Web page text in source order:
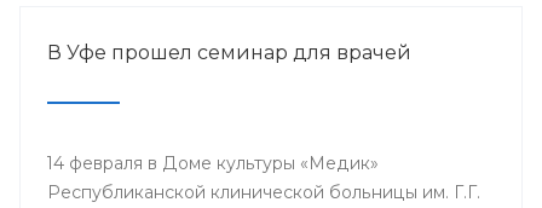
В Уфе прошел семинар для врачей
14 февраля в Доме культуры «Медик»
Республиканской клинической больницы им. Г.Г.